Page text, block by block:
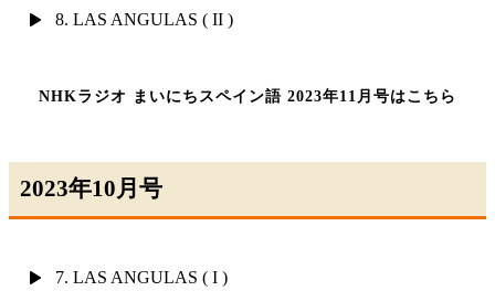
8. LAS ANGULAS ( II )
NHKラジオ まいにちスペイン語 2023年11月号はこちら
2023年10月号
7. LAS ANGULAS ( I )